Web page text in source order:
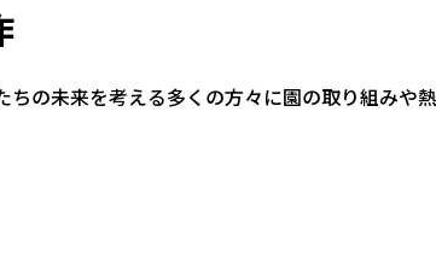
の未来を考える多くの方々に園の取り組みや熱